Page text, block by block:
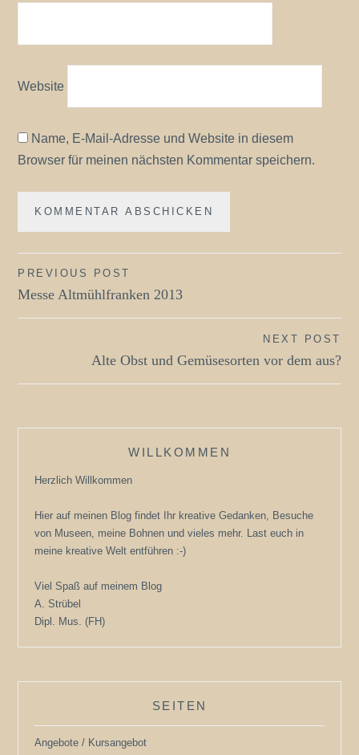
Website
Name, E-Mail-Adresse und Website in diesem
Browser für meinen nächsten Kommentar speichern.
Beitragsnavigation
PREVIOUS POST
Messe Altmühlfranken 2013
NEXT POST
Alte Obst und Gemüsesorten vor dem aus?
WILLKOMMEN
Herzlich Willkommen
Hier auf meinen Blog findet Ihr kreative Gedanken, Besuche
von Museen, meine Bohnen und vieles mehr. Last euch in
meine kreative Welt entführen :-)
Viel Spaß auf meinem Blog
A. Strübel
Dipl. Mus. (FH)
SEITEN
Angebote / Kursangebot